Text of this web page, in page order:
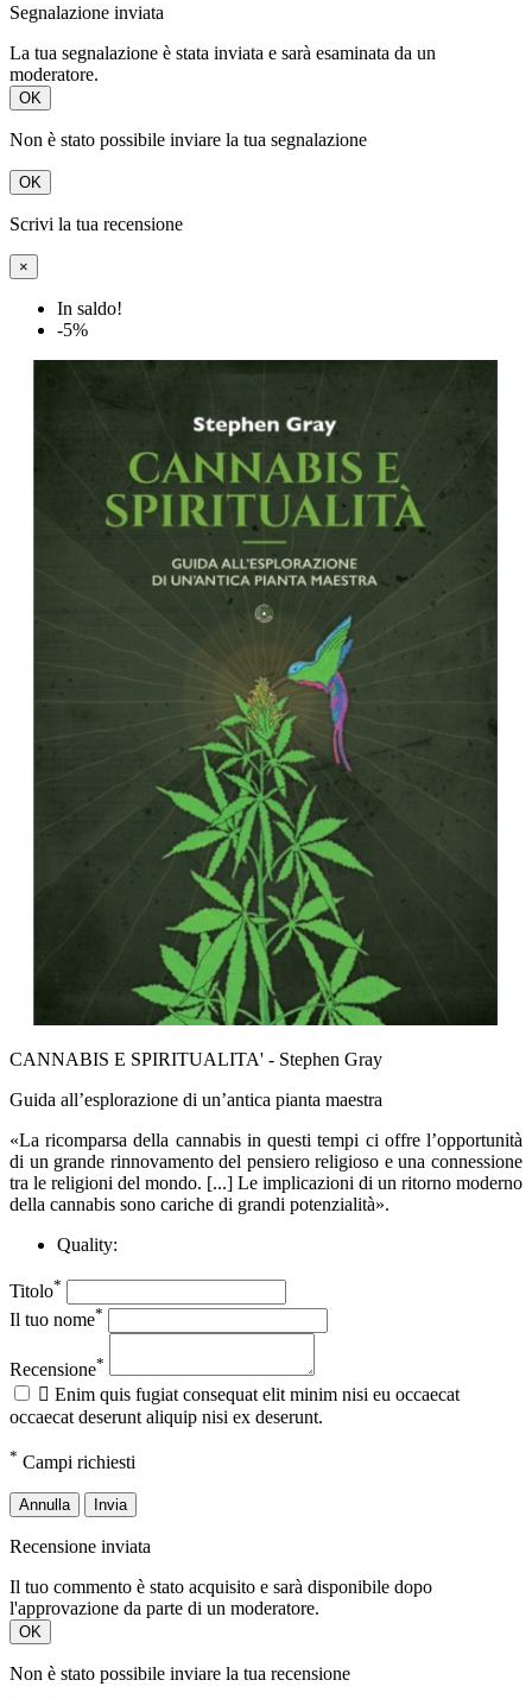
Segnalazione inviata
La tua segnalazione è stata inviata e sarà esaminata da un
moderatore.
OK
Non è stato possibile inviare la tua segnalazione
OK
Scrivi la tua recensione
×
In saldo!
-5%
CANNABIS E SPIRITUALITA' - Stephen Gray
Guida all’esplorazione di un’antica pianta maestra
«La ricomparsa della cannabis in questi tempi ci offre l’opportunità
di un grande rinnovamento del pensiero religioso e una connessione
tra le religioni del mondo. [...] Le implicazioni di un ritorno moderno
della cannabis sono cariche di grandi potenzialità».
Quality:
Titolo*
Il tuo nome*
Recensione*
 Enim quis fugiat consequat elit minim nisi eu occaecat
occaecat deserunt aliquip nisi ex deserunt.
* Campi richiesti
Annulla Invia
Recensione inviata
Il tuo commento è stato acquisito e sarà disponibile dopo
l'approvazione da parte di un moderatore.
OK
Non è stato possibile inviare la tua recensione